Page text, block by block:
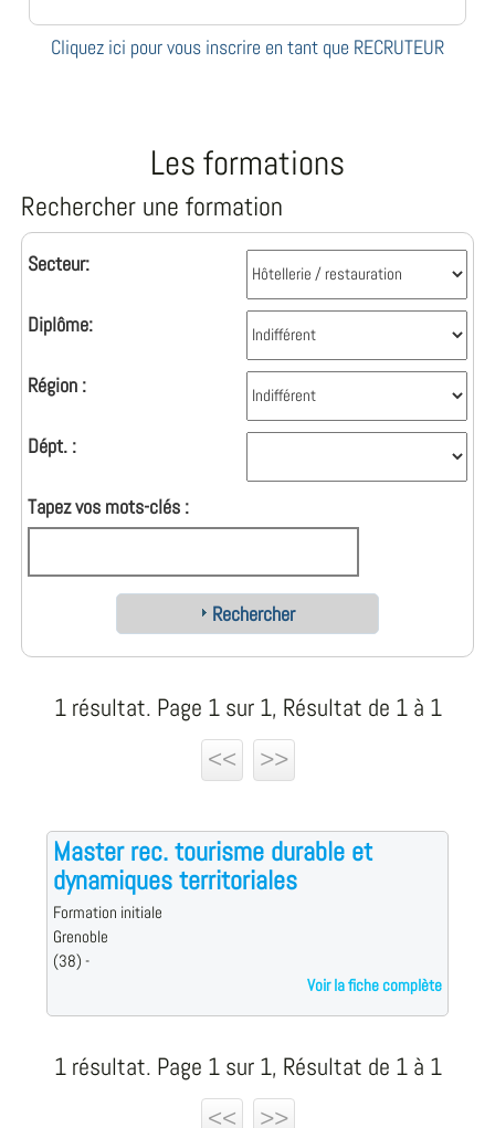
Cliquez ici pour vous inscrire en tant que RECRUTEUR
Les formations
Rechercher une formation
Secteur:
Diplôme:
Région :
Dépt. :
Tapez vos mots-clés :
Rechercher
1 résultat. Page 1 sur 1, Résultat de 1 à 1
<<
>>
Master rec. tourisme durable et
dynamiques territoriales
Formation initiale
Grenoble
(38) -
Voir la fiche complète
1 résultat. Page 1 sur 1, Résultat de 1 à 1
<<
>>